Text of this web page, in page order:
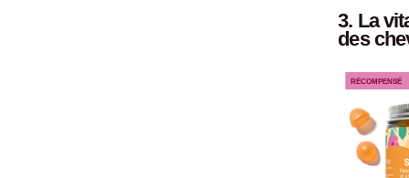
3. La
des
Gummies
RÉCOMPENSÉ